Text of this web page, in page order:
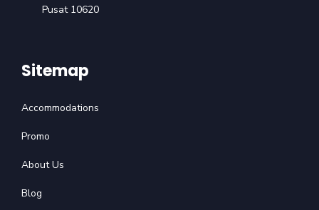
Pusat 10620
Sitemap
Accommodations
Promo
About Us
Blog